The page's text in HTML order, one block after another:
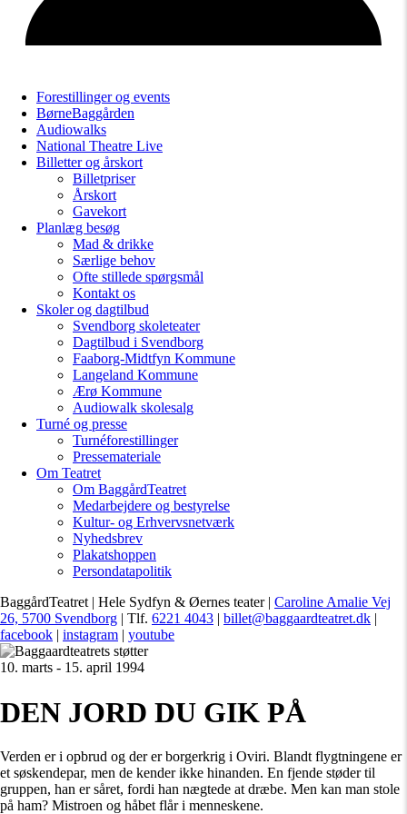
Forestillinger og events
BørneBaggården
Audiowalks
National Theatre Live
Billetter og årskort
Billetpriser
Årskort
Gavekort
Planlæg besøg
Mad & drikke
Særlige behov
Ofte stillede spørgsmål
Kontakt os
Skoler og dagtilbud
Svendborg skoleteater
Dagtilbud i Svendborg
Faaborg-Midtfyn Kommune
Langeland Kommune
Ærø Kommune
Audiowalk skolesalg
Turné og presse
Turnéforestillinger
Pressemateriale
Om Teatret
Om BaggårdTeatret
Medarbejdere og bestyrelse
Kultur- og Erhvervsnetværk
Nyhedsbrev
Plakatshoppen
Persondatapolitik
BaggårdTeatret | Hele Sydfyn & Øernes teater | Caroline Amalie Vej
26, 5700 Svendborg | Tlf. 6221 4043 billet@baggaardteatret.dk
facebook
instagram youtube
10. marts - 15. april 1994
DEN JORD DU GIK PÅ
Verden er i opbrud og der er borgerkrig i Oviri. Blandt flygtningene er
et søskendepar, men de kender ikke hinanden. En fjende støder til
gruppen, han er såret, fordi han nægtede at dræbe. Men kan man stole
på ham? Mistroen og håbet flår i menneskene.